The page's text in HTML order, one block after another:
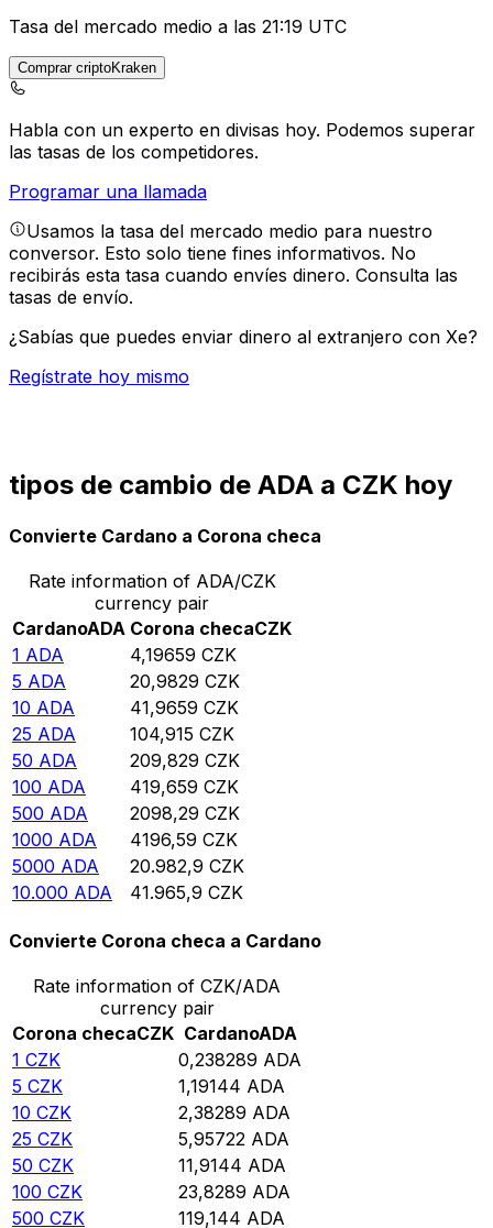
Tasa del mercado medio a las 21:19 UTC
Comprar criptoKraken
Habla con un experto en divisas hoy. Podemos superar
las tasas de los competidores.
Programar una llamada
Usamos la tasa del mercado medio para nuestro
conversor. Esto solo tiene fines informativos. No
recibirás esta tasa cuando envíes dinero. Consulta las
tasas de envío.
¿Sabías que puedes enviar dinero al extranjero con Xe?
Regístrate hoy mismo
tipos de cambio de ADA a CZK hoy
Convierte Cardano a Corona checa
Rate information of ADA/CZK
currency pair
CardanoADA Corona checaCZK
1 ADA 4,19659 CZK
5 ADA 20,9829 CZK
10 ADA 41,9659 CZK
25 ADA 104,915 CZK
50 ADA 209,829 CZK
100 ADA 419,659 CZK
500 ADA 2098,29 CZK
1000 ADA 4196,59 CZK
5000 ADA 20.982,9 CZK
10.000 ADA 41.965,9 CZK
Convierte Corona checa a Cardano
Rate information of CZK/ADA
currency pair
Corona checaCZK CardanoADA
1 CZK 0,238289 ADA
5 CZK 1,19144 ADA
10 CZK 2,38289 ADA
25 CZK 5,95722 ADA
50 CZK 11,9144 ADA
100 CZK 23,8289 ADA
500 CZK 119,144 ADA